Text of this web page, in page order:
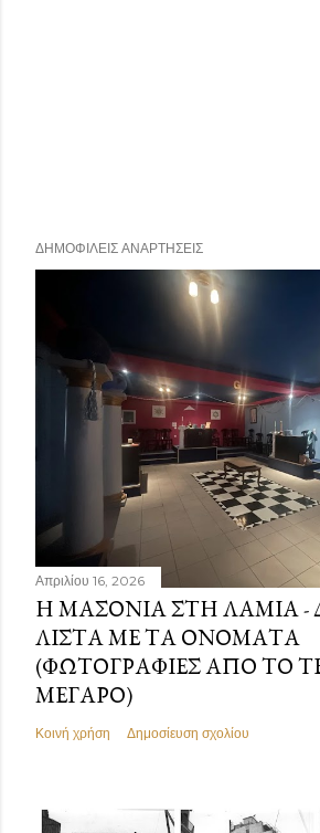
ΔΗΜΟΦΙΛΕΊΣ ΑΝΑΡΤΉΣΕΙΣ
Απριλίου 16, 2026
Η ΜΑΣΟΝΊΑ ΣΤΗ ΛΑΜΊΑ -
ΛΊΣΤΑ ΜΕ ΤΑ ΟΝΌΜΑΤΑ
(ΦΩΤΟΓΡΑΦΊΕΣ ΑΠΌ ΤΟ
ΜΈΓΑΡΟ)
Κοινή χρήση Δημοσίευση σχολίου